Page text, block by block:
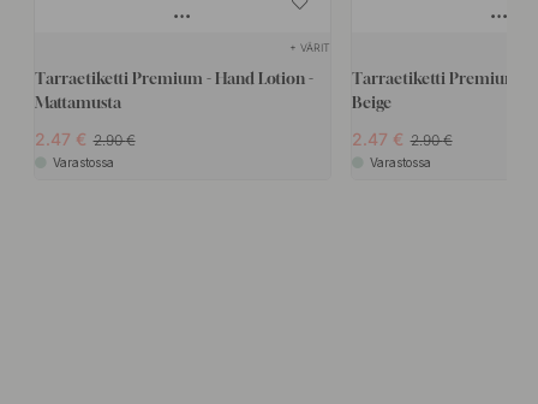
+ VÄRIT
Tarraetiketti Premium - Hand Lotion -
Mattamusta
2.47 2.90
Varastossa
Tarraetiketti Premium -
Beige
2.47 2.90
Varastossa